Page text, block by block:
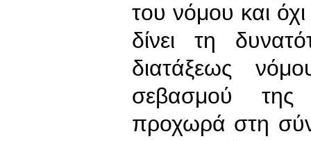
του νόμου και
δίνει τη
διατάξεως
σεβασμού της
προχωρά στη